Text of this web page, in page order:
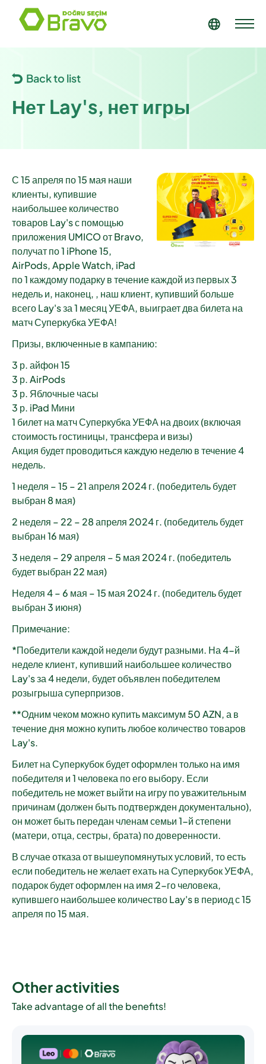
Back to list
Нет Lay's, нет игры
С 15 апреля по 15 мая наши
клиенты, купившие
наибольшее количество
товаров Lay's с помощью
приложения UMICO от Bravo,
получат по 1 iPhone 15,
AirPods, Apple Watch, iPad
по 1 каждому подарку в течение каждой из первых 3
недель и, наконец, , наш клиент, купивший больше
всего Lay's за 1 месяц УЕФА, выиграет два билета на
матч Суперкубка УЕФА!
Призы, включенные в кампанию:
3 р. айфон 15
3 р. AirPods
3 р. Яблочные часы
3 р. iPad Мини
1 билет на матч Суперкубка УЕФА на двоих (включая
стоимость гостиницы, трансфера и визы)
Акция будет проводиться каждую неделю в течение 4
недель.
1 неделя – 15 – 21 апреля 2024 г. (победитель будет
выбран 8 мая)
2 неделя – 22 – 28 апреля 2024 г. (победитель будет
выбран 16 мая)
3 неделя – 29 апреля – 5 мая 2024 г. (победитель
будет выбран 22 мая)
Неделя 4 – 6 мая – 15 мая 2024 г. (победитель будет
выбран 3 июня)
Примечание:
*Победители каждой недели будут разными. На 4-й
неделе клиент, купивший наибольшее количество
Lay's за 4 недели, будет объявлен победителем
розыгрыша суперпризов.
**Одним чеком можно купить максимум 50 AZN, а в
течение дня можно купить любое количество товаров
Lay's.
Билет на Суперкубок будет оформлен только на имя
победителя и 1 человека по его выбору. Если
победитель не может выйти на игру по уважительным
причинам (должен быть подтвержден документально),
он может быть передан членам семьи 1-й степени
(матери, отца, сестры, брата) по доверенности.
В случае отказа от вышеупомянутых условий, то есть
если победитель не желает ехать на Суперкубок УЕФА,
подарок будет оформлен на имя 2-го человека,
купившего наибольшее количество Lay's в период с 15
апреля по 15 мая.
Other activities
Take advantage of all the benefits!